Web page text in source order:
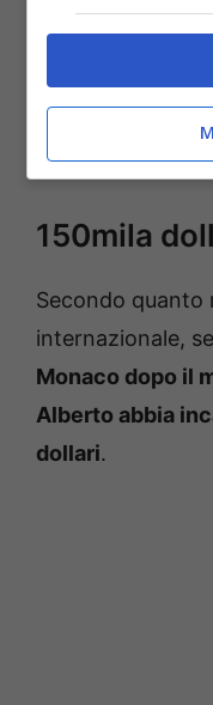
divorzio da
LEGGI ANCHE ->
Pellegrini nella
alla Divina
150mila
Secondo quanto
internazionale,
Monaco dopo il
Alberto abbia
dollari.